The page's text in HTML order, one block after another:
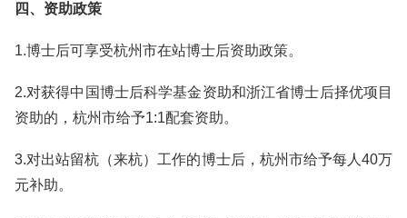
四、资助政策
1.博士后可享受杭州市在站博士后资助政策。
2.对获得中国博士后科学基金资助和浙江省博士后择优项目
资助的，杭州市给予1:1配套资助。
3.对出站留杭（来杭）工作的博士后，杭州市给予每人40万
元补助。